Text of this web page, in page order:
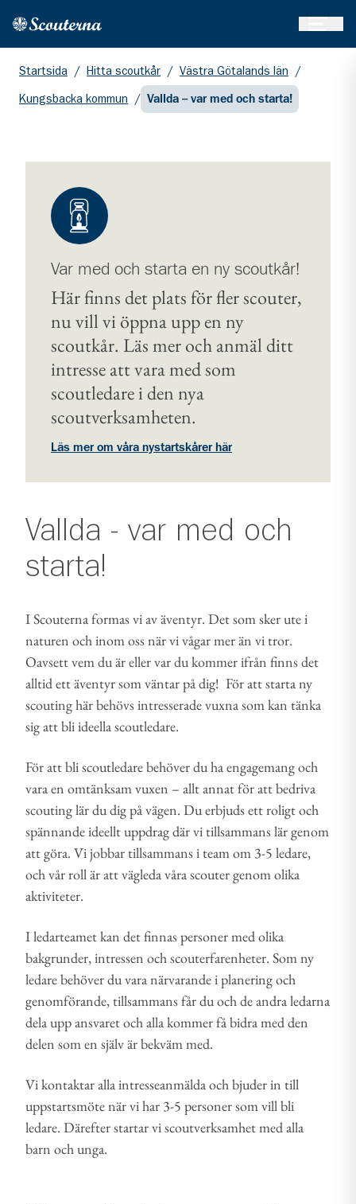
Hem
Startsida / Hitta scoutkår / Västra Götalands län /
Kungsbacka kommun / Vallda – var med och starta!
Var med och starta en ny scoutkår!
Här finns det plats för fler scouter,
nu vill vi öppna upp en ny
scoutkår. Läs mer och anmäl ditt
intresse att vara med som
scoutledare i den nya
scoutverksamheten.
Läs mer om våra nystartskårer här
Vallda - var med och
starta!
I Scouterna formas vi av äventyr. Det som sker ute i
naturen och inom oss när vi vågar mer än vi tror.
Oavsett vem du är eller var du kommer ifrån finns det
alltid ett äventyr som väntar på dig! För att starta ny
scouting här behövs intresserade vuxna som kan tänka
sig att bli ideella scoutledare.
För att bli scoutledare behöver du ha engagemang och
vara en omtänksam vuxen – allt annat för att bedriva
scouting lär du dig på vägen. Du erbjuds ett roligt och
spännande ideellt uppdrag där vi tillsammans lär genom
att göra. Vi jobbar tillsammans i team om 3-5 ledare,
och vår roll är att vägleda våra scouter genom olika
aktiviteter.
I ledarteamet kan det finnas personer med olika
bakgrunder, intressen och scouterfarenheter. Som ny
ledare behöver du vara närvarande i planering och
genomförande, tillsammans får du och de andra ledarna
dela upp ansvaret och alla kommer få bidra med den
delen som en själv är bekväm med.
Vi kontaktar alla intresseanmälda och bjuder in till
uppstartsmöte när vi har 3-5 personer som vill bli
ledare. Därefter startar vi scoutverksamhet med alla
barn och unga.